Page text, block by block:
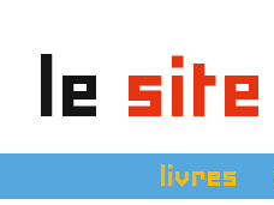
le site
livres